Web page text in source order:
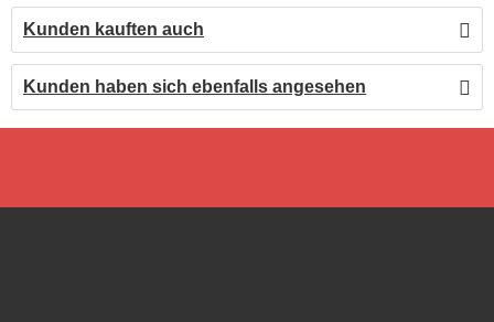
Kunden kauften auch
Kunden haben sich ebenfalls angesehen